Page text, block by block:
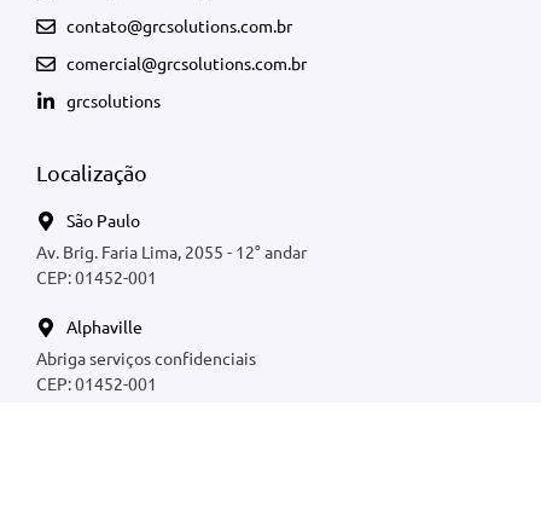
contato@grcsolutions.com.br
comercial@grcsolutions.com.br
grcsolutions
Localização
São Paulo
Av. Brig. Faria Lima, 2055 - 12° andar
CEP: 01452-001
Alphaville
Abriga serviços confidenciais
CEP: 01452-001